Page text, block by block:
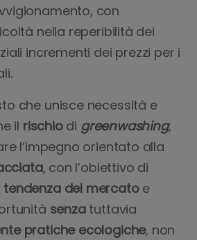
con
nella reperibilità dei
incrementi dei prezzi per i
che unisce necessità e
il rischiodi greenwashing,
l’impegno orientato alla
, con l’obiettivo di
del mercatoe
senzatuttavia
pratiche ecologiche, non